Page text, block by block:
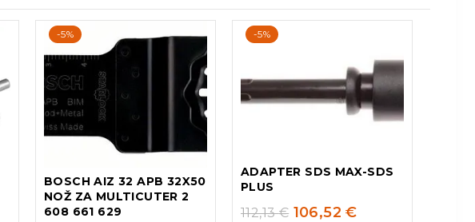
-5%
BOSCH AIZ 32 APB 32X50
NOŽ ZA MULTICUTER 2
608 661 629
-5%
ADAPTER SDS MAX-SDS
PLUS
112,13€ 106,52€